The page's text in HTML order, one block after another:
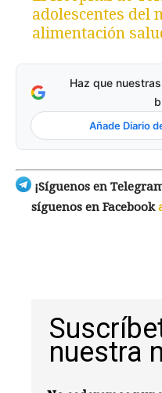
adolescentes del
alimentación
Haz que
Añade Diario
¡Síguenos en
síguenos en Facebook
nuestra